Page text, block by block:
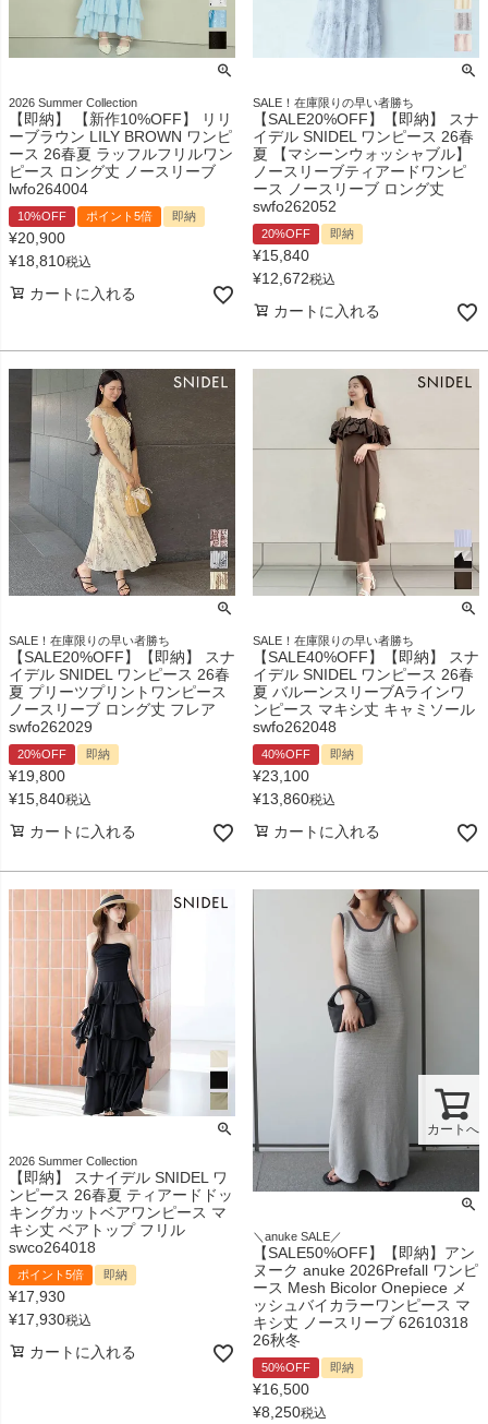
2026 Summer Collection
【即納】 【新作10%OFF】 リリ
ーブラウン LILY BROWN ワンピ
ース 26春夏 ラッフルフリルワン
ピース ロング丈 ノースリーブ
lwfo264004
10%OFF ポイント5倍 即納
¥20,900
¥18,810税込
カートに入れる
SALE！在庫限りの早い者勝ち
【SALE20%OFF】【即納】 スナ
イデル SNIDEL ワンピース 26春
夏 【マシーンウォッシャブル】
ノースリーブティアードワンピ
ース ノースリーブ ロング丈
swfo262052
20%OFF 即納
¥15,840
¥12,672税込
カートに入れる
SALE！在庫限りの早い者勝ち
【SALE20%OFF】【即納】 スナ
イデル SNIDEL ワンピース 26春
夏 プリーツプリントワンピース
ノースリーブ ロング丈 フレア
swfo262029
20%OFF 即納
¥19,800
¥15,840税込
カートに入れる
SALE！在庫限りの早い者勝ち
【SALE40%OFF】【即納】 スナ
イデル SNIDEL ワンピース 26春
夏 バルーンスリーブAラインワ
ンピース マキシ丈 キャミソール
swfo262048
40%OFF 即納
¥23,100
¥13,860税込
カートに入れる
2026 Summer Collection
【即納】 スナイデル SNIDEL ワ
ンピース 26春夏 ティアードドッ
キングカットベアワンピース マ
キシ丈 ベアトップ フリル
swco264018
ポイント5倍 即納
¥17,930
¥17,930税込
カートに入れる
＼anuke SALE／
【SALE50%OFF】【即納】アン
ヌーク anuke 2026Prefall ワンピ
ース Mesh Bicolor Onepiece メ
ッシュバイカラーワンピース マ
キシ丈 ノースリーブ 62610318
26秋冬
50%OFF 即納
¥16,500
¥8,250税込
カートへ